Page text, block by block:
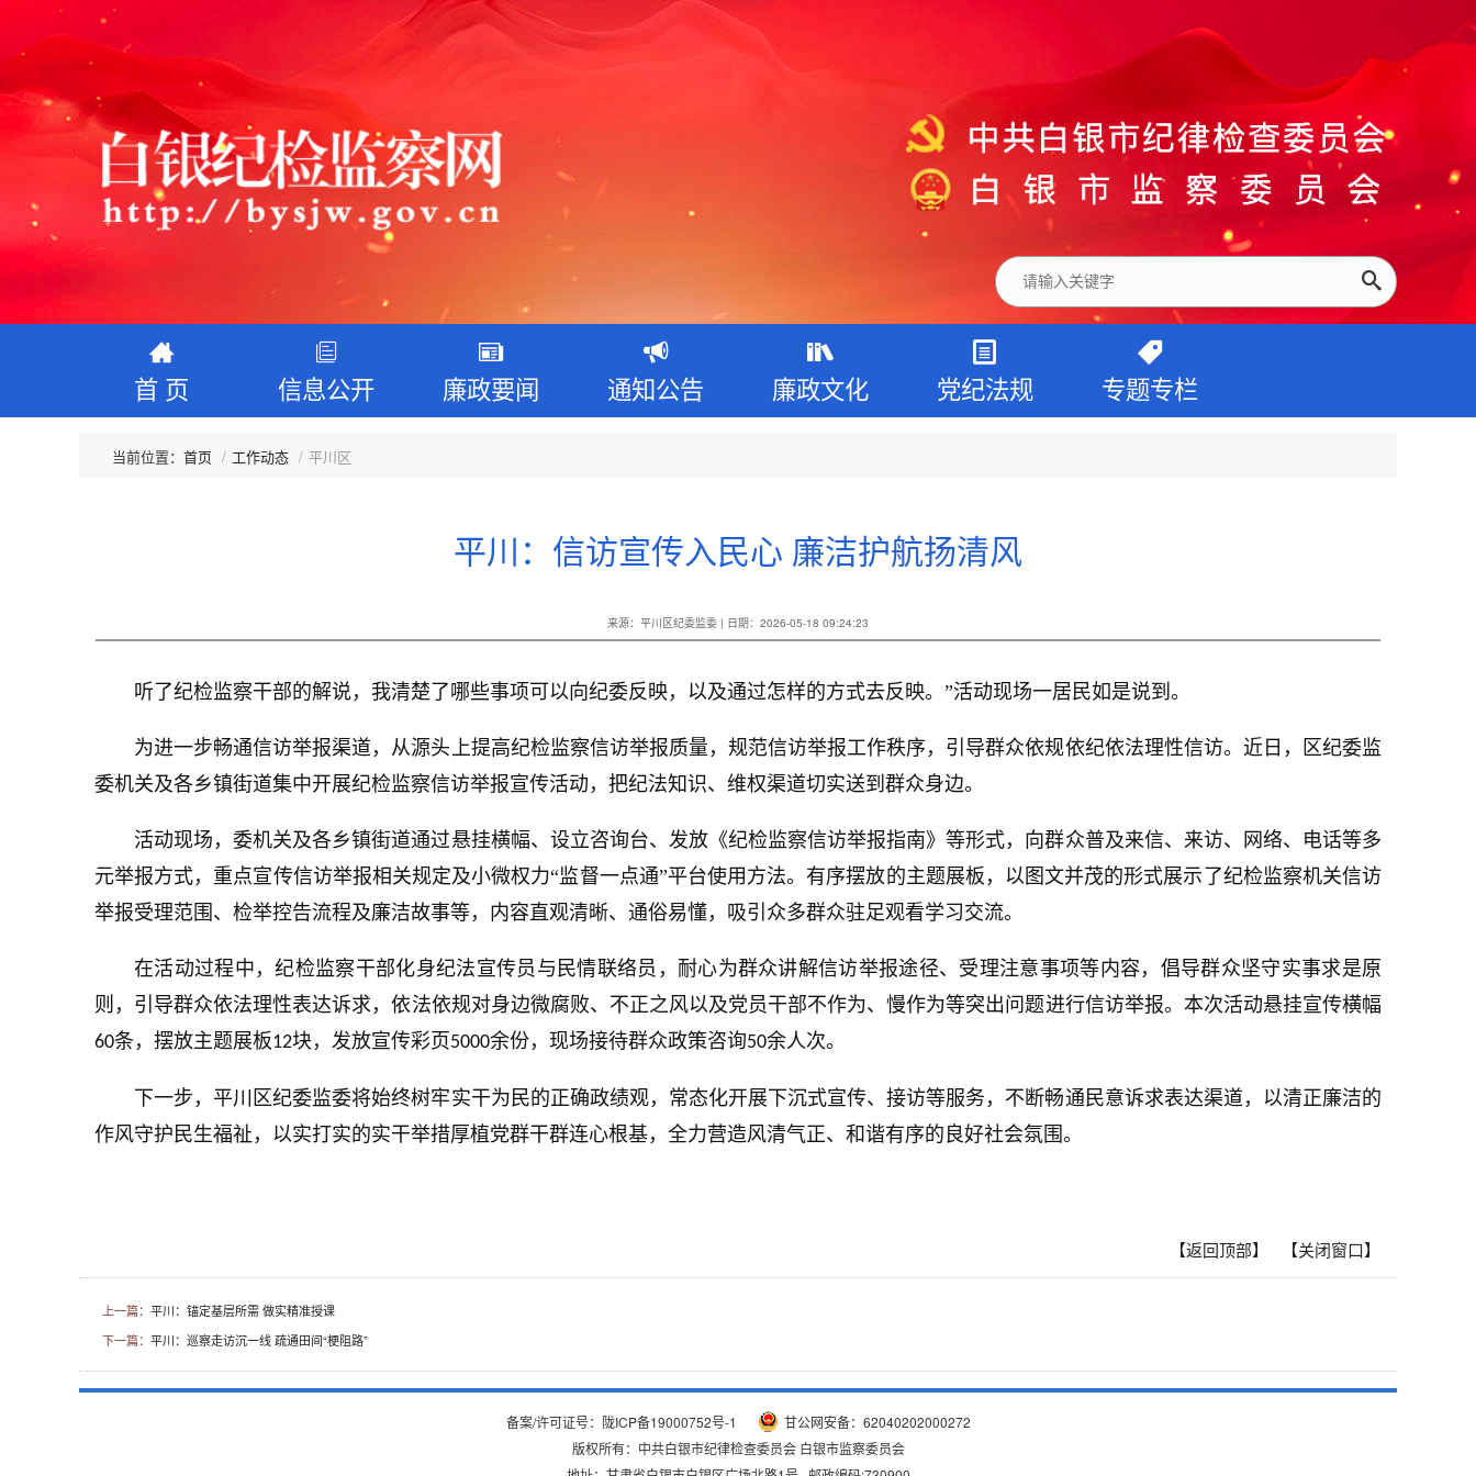
首 页 信息公开 廉政要闻 通知公告 廉政文化 党纪法规 专题专栏
首页 工作动态 平川区
平川：信访宣传入民心 廉洁护航扬清风
来源：平川区纪委监委 | 日期：2026-05-18 09:24:23
听了纪检监察干部的解说，我清楚了哪些事项可以向纪委反映，以及通过怎样的方式去反映。”活动现场一居民如是说到。
为进一步畅通信访举报渠道，从源头上提高纪检监察信访举报质量，规范信访举报工作秩序，引导群众依规依纪依法理性信访。近日，区纪委监
委机关及各乡镇街道集中开展纪检监察信访举报宣传活动，把纪法知识、维权渠道切实送到群众身边。
活动现场，委机关及各乡镇街道通过悬挂横幅、设立咨询台、发放《纪检监察信访举报指南》等形式，向群众普及来信、来访、网络、电话等多
元举报方式，重点宣传信访举报相关规定及小微权力“监督一点通”平台使用方法。有序摆放的主题展板，以图文并茂的形式展示了纪检监察机关信访
举报受理范围、检举控告流程及廉洁故事等，内容直观清晰、通俗易懂，吸引众多群众驻足观看学习交流。
在活动过程中，纪检监察干部化身纪法宣传员与民情联络员，耐心为群众讲解信访举报途径、受理注意事项等内容，倡导群众坚守实事求是原
则，引导群众依法理性表达诉求，依法依规对身边微腐败、不正之风以及党员干部不作为、慢作为等突出问题进行信访举报。本次活动悬挂宣传横幅
60条，摆放主题展板12块，发放宣传彩页5000余份，现场接待群众政策咨询50余人次。
下一步，平川区纪委监委将始终树牢实干为民的正确政绩观，常态化开展下沉式宣传、接访等服务，不断畅通民意诉求表达渠道，以清正廉洁的
作风守护民生福祉，以实打实的实干举措厚植党群干群连心根基，全力营造风清气正、和谐有序的良好社会氛围。
【返回顶部】 【关闭窗口】
上一篇： 平川：锚定基层所需 做实精准授课
下一篇： 平川：巡察走访沉一线 疏通田间“梗阻路”
备案/许可证号： 陇ICP备19000752号-1
甘公网安备：62040202000272
版权所有：中共白银市纪律检查委员会 白银市监察委员会